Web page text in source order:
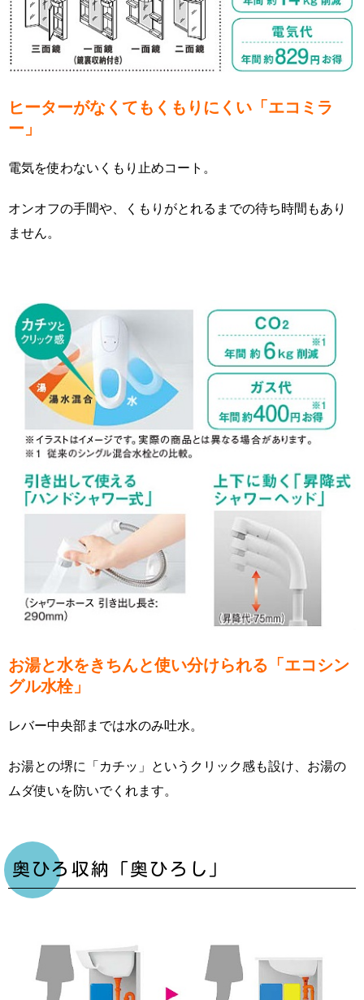
ヒーターがなくてもくもりにくい「エコミラ
ー」
電気を使わないくもり止めコート。
オンオフの手間や、くもりがとれるまでの待ち時間もあり
ません。
お湯と水をきちんと使い分けられる「エコシン
グル水栓」
レバー中央部までは水のみ吐水。
お湯との堺に「カチッ」というクリック感も設け、お湯の
ムダ使いを防いでくれます。
奥ひろ収納「奥ひろし」